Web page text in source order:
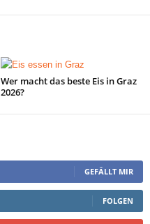
Wer macht das beste Eis in Graz
2026?
GEFÄLLT MIR
FOLGEN